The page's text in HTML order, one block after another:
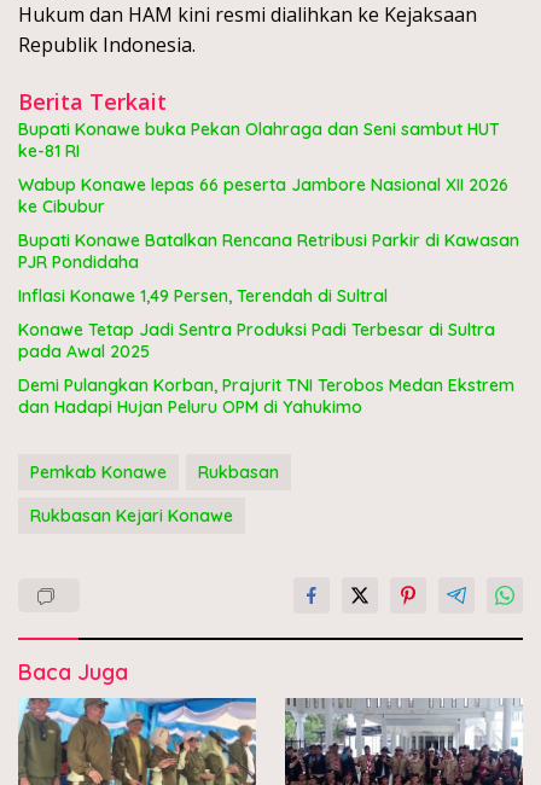
Hukum dan HAM kini resmi dialihkan ke Kejaksaan
Republik Indonesia.
Berita Terkait
Bupati Konawe buka Pekan Olahraga dan Seni sambut HUT
ke-81 RI
Wabup Konawe lepas 66 peserta Jambore Nasional XII 2026
ke Cibubur
Bupati Konawe Batalkan Rencana Retribusi Parkir di Kawasan
PJR Pondidaha
Inflasi Konawe 1,49 Persen, Terendah di Sultral
Konawe Tetap Jadi Sentra Produksi Padi Terbesar di Sultra
pada Awal 2025
Demi Pulangkan Korban, Prajurit TNI Terobos Medan Ekstrem
dan Hadapi Hujan Peluru OPM di Yahukimo
Pemkab Konawe
Rukbasan
Rukbasan Kejari Konawe
Baca Juga